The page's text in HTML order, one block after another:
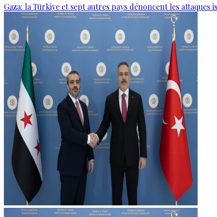
Gaza: la Türkiye et sept autres pays dénoncent les attaques